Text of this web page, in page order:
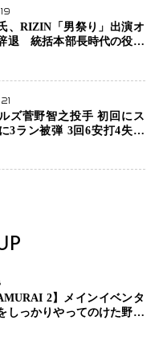
、RIZIN「男祭り」出演オ
退 統括本部長時代の役目
えています」と明言
ズ菅野智之投手 初回にス
3ラン被弾 3回6安打4失点
2】メインイベンタ
しっかりやってのけた野杁
のリベンジ！ リウ・メン